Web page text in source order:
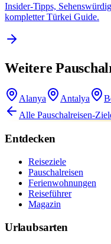
Insider-Tipps,
kompletter Türkei Guide.
Weitere
Alanya Antalya
Alle Pauschalreisen-
Entdecken
Reiseziele
Pauschalreisen
Ferienwohnungen
Reiseführer
Magazin
Urlaubsarten